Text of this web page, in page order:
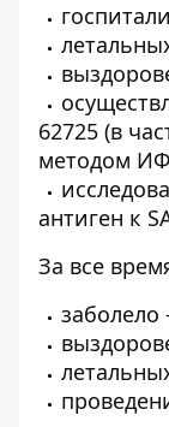
62725 (в
методом
антиген к
За все
заболело